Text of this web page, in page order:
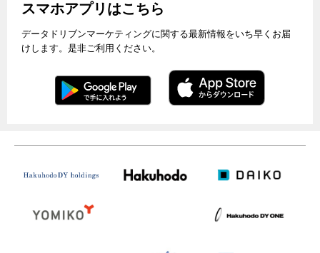
スマホアプリはこちら
データドリブンマーケティングに関する最新情報をいち早くお届
けします。是非ご利用ください。